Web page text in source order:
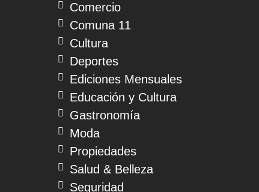
Comercio
Comuna 11
Cultura
Deportes
Ediciones Mensuales
Educación y Cultura
Gastronomía
Moda
Propiedades
Salud & Belleza
Seguridad